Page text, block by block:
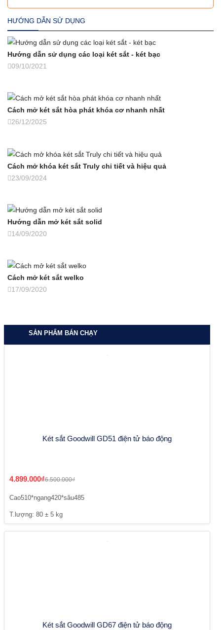
HƯỚNG DẪN SỬ DỤNG
Hướng dẫn sử dụng các loại két sắt - két bạc
09/10/2021
Cách mở két sắt hòa phát khóa cơ nhanh nhất
26/12/2025
Cách mở khóa két sắt Truly chi tiết và hiệu quả
23/09/2024
Hướng dẫn mở két sắt solid
14/09/2020
Cách mở két sắt welko
17/09/2020
SẢN PHẨM BÁN CHẠY
Két sắt Goodwill GD51 điện tử báo động
4.899.000₫6.500.000₫
Cao510*ngang420*sâu485
T.lượng: 80 ± 5 kg
Két sắt Goodwill GD67 điện tử báo động